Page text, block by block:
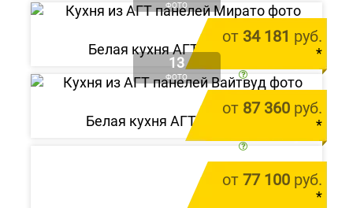
ФОТО
от 34 181 руб.
*
цена за 1 м.п.
Белая кухня АГТ «Мирато»
13
ФОТО
от 87 360 руб.
*
Белая кухня АГТ «Вайтвуд»
от 77 100 руб.
*